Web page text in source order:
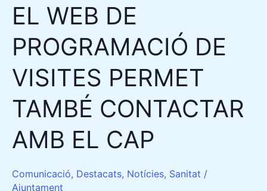
EL WEB DE
PROGRAMACIÓ DE
VISITES PERMET
TAMBÉ CONTACTAR
AMB EL CAP
Comunicació, Destacats, Notícies, Sanitat /
Ajuntament
EL
WEB
DE
PROGRAMACIÓ
DE
PERMET
TAMBÉ
CONTACTAR
EL